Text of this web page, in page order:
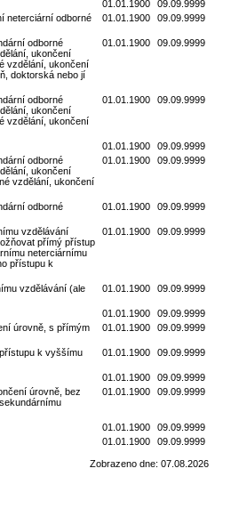
01.01.1900
09.09.9999
neterciární odborné
01.01.1900 09.09.9999
odborné
ukončení
vzdělání, ukončení
doktorská nebo jí
01.01.1900 09.09.9999
odborné
ukončení
vzdělání, ukončení
01.01.1900 09.09.9999
01.01.1900
09.09.9999
odborné
ukončení
vzdělání, ukončení
01.01.1900 09.09.9999
odborné
01.01.1900 09.09.9999
vzdělávání
přímý přístup
neterciárnímu
přístupu k
01.01.1900 09.09.9999
vzdělávání (ale
01.01.1900 09.09.9999
01.01.1900
09.09.9999
úrovně, s přímým
01.01.1900 09.09.9999
k vyššímu
01.01.1900 09.09.9999
01.01.1900
09.09.9999
úrovně, bez
01.01.1900 09.09.9999
01.01.1900
09.09.9999
01.01.1900 09.09.9999
Zobrazeno dne: 07.08.2026